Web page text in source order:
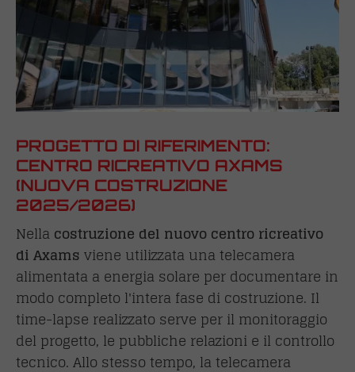
PROGETTO DI RIFERIMENTO:
CENTRO RICREATIVO AXAMS
(NUOVA COSTRUZIONE
2025/2026)
Nellacostruzione del nuovo centro ricreativo
di Axamsviene utilizzata una telecamera
alimentata a energia solare per documentare in
modo completo l'intera fase di costruzione. Il
time-lapse realizzato serve per il monitoraggio
del progetto, le pubbliche relazioni e il controllo
tecnico. Allo stesso tempo, la telecamera